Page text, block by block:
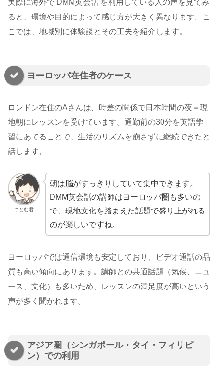
実際に海外で DMM英会話 を利用している人の声を見てみ
ると、環境や目的によって感じ方が大きく異なります。こ
こでは、地域別に体験談とその工夫を紹介します。
ヨーロッパ在住者のケース
ロンドン在住のAさんは、時差の関係で日本時間の夜＝現
地朝にレッスンを受けています。通勤前の30分を英語学
習にあてることで、生活のリズムを崩さずに継続できたと
話します。
つとむ君
朝は脳がすっきりしていて集中できます。
DMM英会話の講師はヨーロッパ圏も多いの
で、現地文化を踏まえた話題で盛り上がれる
のが楽しいですね。
ヨーロッパでは通信環境も安定しており、ビデオ通話の品
質も高い傾向にあります。講師との共通話題（気候、ニュ
ース、文化）も多いため、レッスンの満足度が高いという
声が多く聞かれます。
アジア圏（シンガポール・タイ・フィリピ
ン）での利用